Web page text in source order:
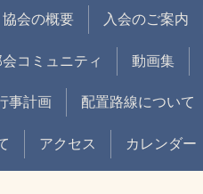
協会の概要 入会のご案内
コミュニティ 動画集
事計画 配置路線について
アクセス カレンダー